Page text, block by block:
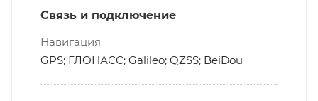
Связь и подключение
Навигация
GPS; ГЛОНАСС; Galileo; QZSS; BeiDou